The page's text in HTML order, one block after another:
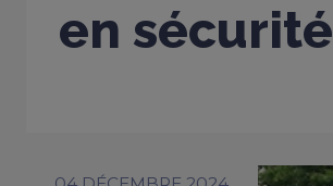
en sécurité